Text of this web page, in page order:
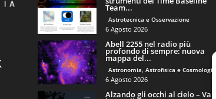
Team...
Astrotecnica e Osservazione
6 Agosto 2026
Abell 2255 nel radio più
profondo di sempre: nuova
mappa del...
Astronomia, Astrofisica e Cosmologia
6 Agosto 2026
Alzando gli occhi al cielo – Vale